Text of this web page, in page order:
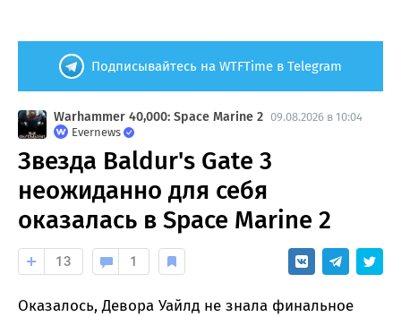
Подписывайтесь на WTFTime в Telegram
Warhammer 40,000: Space Marine 2 09.08.2026 в 10:04
Evernews
Звезда Baldur's Gate 3
неожиданно для себя
оказалась в Space Marine 2
13 1
Оказалось, Девора Уайлд не знала финальное